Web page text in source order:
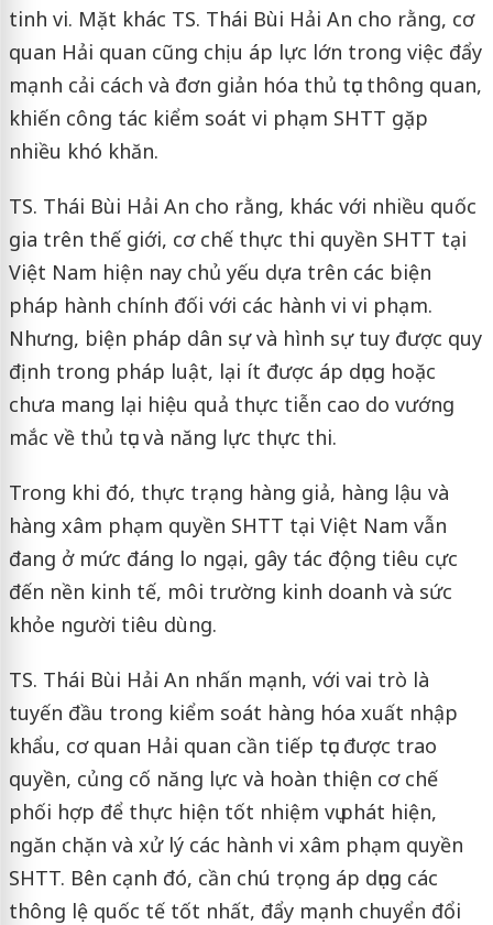
tinh vi. Mặt khác TS. Thái Bùi Hải An cho rằng, cơ
quan Hải quan cũng chịu áp lực lớn trong việc đẩy
mạnh cải cách và đơn giản hóa thủ tục thông quan,
khiến công tác kiểm soát vi phạm SHTT gặp
nhiều khó khăn.
TS. Thái Bùi Hải An cho rằng, khác với nhiều quốc
gia trên thế giới, cơ chế thực thi quyền SHTT tại
Việt Nam hiện nay chủ yếu dựa trên các biện
pháp hành chính đối với các hành vi vi phạm.
Nhưng, biện pháp dân sự và hình sự tuy được quy
định trong pháp luật, lại ít được áp dụng hoặc
chưa mang lại hiệu quả thực tiễn cao do vướng
mắc về thủ tục và năng lực thực thi.
Trong khi đó, thực trạng hàng giả, hàng lậu và
hàng xâm phạm quyền SHTT tại Việt Nam vẫn
đang ở mức đáng lo ngại, gây tác động tiêu cực
đến nền kinh tế, môi trường kinh doanh và sức
khỏe người tiêu dùng.
TS. Thái Bùi Hải An nhấn mạnh, với vai trò là
tuyến đầu trong kiểm soát hàng hóa xuất nhập
khẩu, cơ quan Hải quan cần tiếp tục được trao
quyền, củng cố năng lực và hoàn thiện cơ chế
phối hợp để thực hiện tốt nhiệm vụ phát hiện,
ngăn chặn và xử lý các hành vi xâm phạm quyền
SHTT. Bên cạnh đó, cần chú trọng áp dụng các
thông lệ quốc tế tốt nhất, đẩy mạnh chuyển đổi